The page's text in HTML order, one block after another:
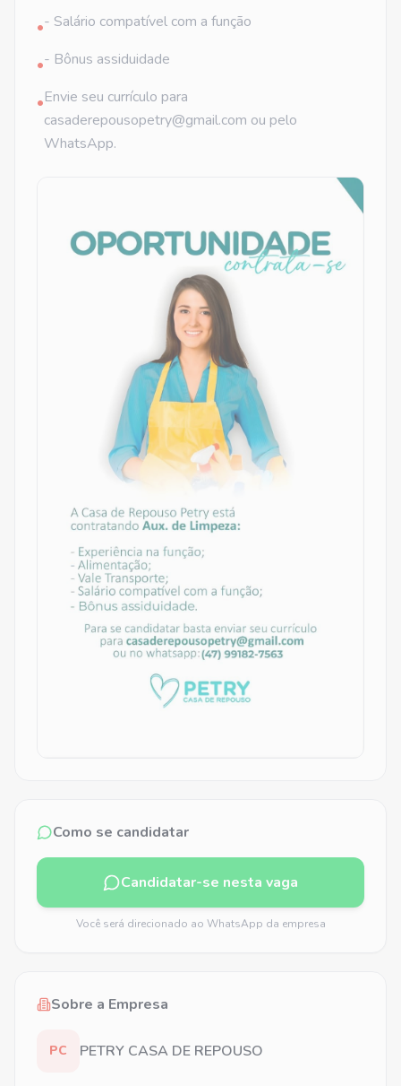
•- Salário compatível com a função
•- Bônus assiduidade
•Envie seu currículo para
casaderepousopetry@gmail.com ou pelo
WhatsApp.
Como se candidatar
Candidatar-se nesta vaga
Você será direcionado ao WhatsApp da empresa
Sobre a Empresa
PC PETRY CASA DE REPOUSO